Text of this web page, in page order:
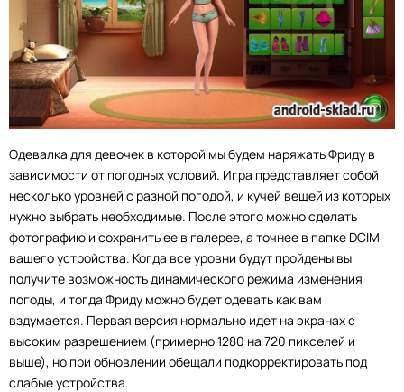
Одевалка для девочек в которой мы будем наряжать Фриду в
зависимости от погодных условий. Игра представляет собой
несколько уровней с разной погодой, и кучей вещей из которых
нужно выбрать необходимые. После этого можно сделать
фотографию и сохранить ее в галерее, а точнее в папке DCIM
вашего устройства. Когда все уровни будут пройдены вы
получите возможность динамического режима изменения
погоды, и тогда Фриду можно будет одевать как вам
вздумается. Первая версия нормально идет на экранах с
высоким разрешением (примерно 1280 на 720 пикселей и
выше), но при обновлении обещали подкорректировать под
слабые устройства.